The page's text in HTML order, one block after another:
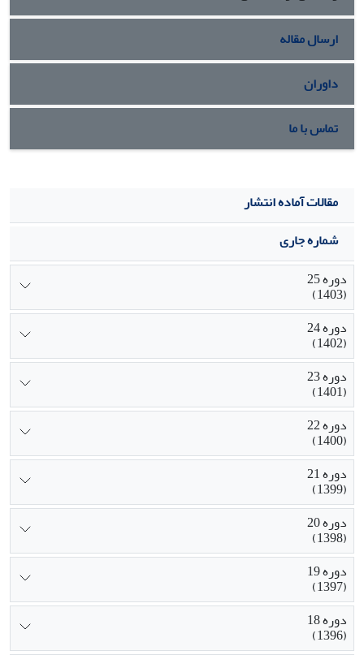
ارسال مقاله
داوران
تماس با ما
مقالات آماده انتشار
شماره جاری
دوره 25
(1403)
دوره 24
(1402)
دوره 23
(1401)
دوره 22
(1400)
دوره 21
(1399)
دوره 20
(1398)
دوره 19
(1397)
دوره 18
(1396)